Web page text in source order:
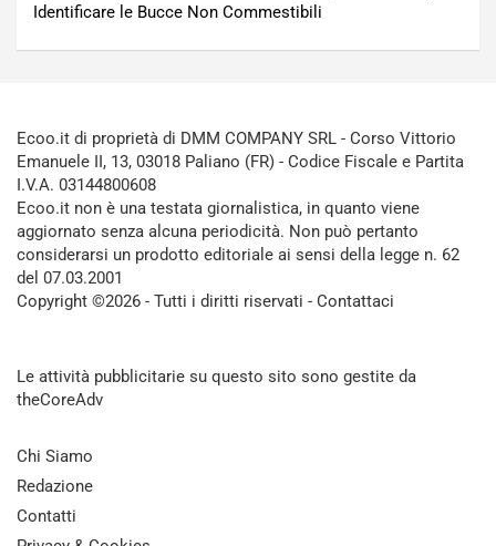
Identificare le Bucce Non Commestibili
Ecoo.it di proprietà di DMM COMPANY SRL - Corso Vittorio
Emanuele II, 13, 03018 Paliano (FR) - Codice Fiscale e Partita
I.V.A. 03144800608
Ecoo.it non è una testata giornalistica, in quanto viene
aggiornato senza alcuna periodicità. Non può pertanto
considerarsi un prodotto editoriale ai sensi della legge n. 62
del 07.03.2001
Copyright ©2026 - Tutti i diritti riservati - Contattaci
Le attività pubblicitarie su questo sito sono gestite da
theCoreAdv
Chi Siamo
Redazione
Contatti